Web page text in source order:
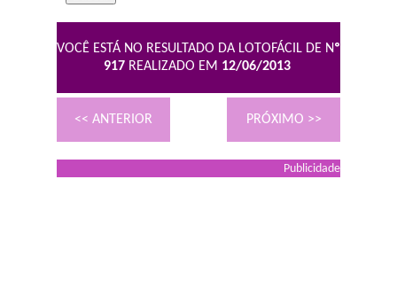
VOCÊ ESTÁ NO RESULTADO DA LOTOFÁCIL DE Nº
917 REALIZADO EM 12/06/2013
<< ANTERIOR PRÓXIMO >>
Publicidade